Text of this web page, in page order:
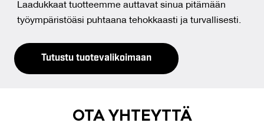
Laadukkaat tuotteemme auttavat sinua pitämään
työympäristöäsi puhtaana tehokkaasti ja turvallisesti.
Tutustu tuotevalikoimaan
OTA YH­TEYT­TÄ